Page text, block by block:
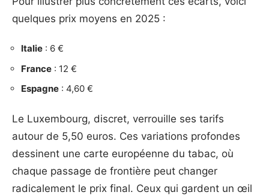
quelques prix moyens en 2025 :
Italie : 6 €
France : 12 €
Espagne : 4,60 €
Le Luxembourg, discret, verrouille ses tarifs
autour de 5,50 euros. Ces variations profondes
dessinent une carte européenne du tabac, où
chaque passage de frontière peut changer
radicalement le prix final. Ceux qui gardent un œil